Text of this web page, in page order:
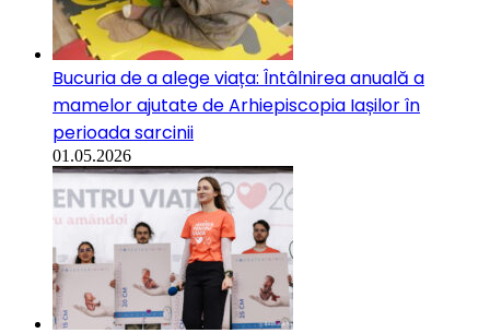
Bucuria de a alege viața: Întâlnirea anuală a
mamelor ajutate de Arhiepiscopia Iașilor în
perioada sarcinii
01.05.2026